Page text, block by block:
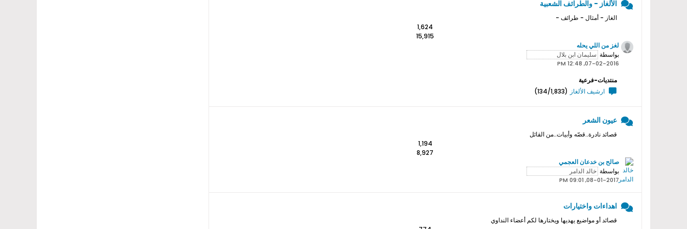
الألغاز - والطرائف الشعبية
الغاز - أمثال - طرائف -
1,624
15,915
لغز من اللي يحله
بواسطة
07-02-2016, 12:48 PM
منتديات-فرعية
ارشيف الألغاز (134/1,833)
عيون الشعر
قصائد نادرة..قصّه وأبيات..من القائل
1,194
8,927
صالح بن خدعان العجمي
بواسطة
08-01-2017, 09:01 PM
اهداءات واختيارات
قصائد أو مواضيع يهديها ويختارها لكم أعضاء النداوي